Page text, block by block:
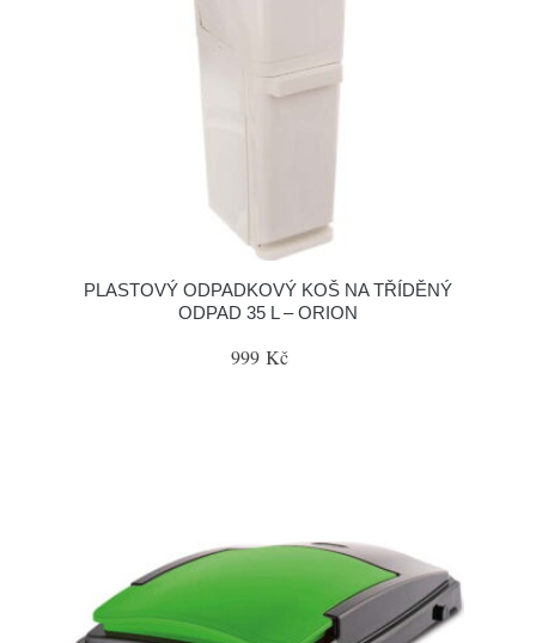
PLASTOVÝ ODPADKOVÝ KOŠ NA TŘÍDĚNÝ
ODPAD 35 L – ORION
999 Kč